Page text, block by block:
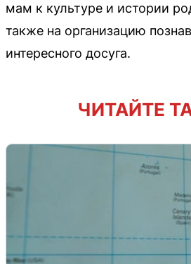
мам к культуре и истории
также на организацию
интересного досуга.
ЧИТАЙТЕ